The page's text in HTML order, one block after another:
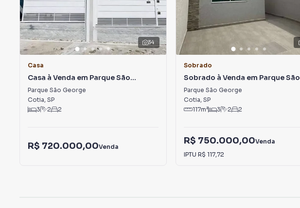
34
Casa
Casa à Venda em Parque São
George
Parque São George
Cotia, SP
3
2 2
R$ 720.000,00Venda
Sobrado
Sobrado à Venda em Parque São
George
Parque São George
Cotia, SP
117m² 3 2 2
R$ 750.000,00Venda
IPTU R$ 117,72